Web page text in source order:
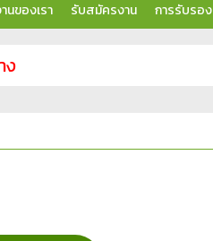
นของเรา รับสมัครงาน การรับรอง
ง